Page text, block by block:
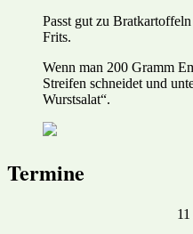
Passt gut zu
Frits.
Wenn man 200 Gramm
Streifen schneidet und
Wurstsalat“.
Termine
11